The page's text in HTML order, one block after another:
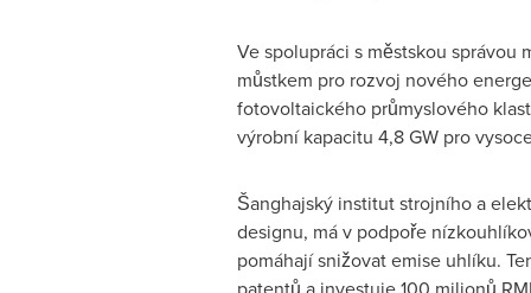
Ve spolupráci s městskou správou
můstkem pro rozvoj nového
fotovoltaického průmyslového
výrobní kapacitu 4,8 GW pro
Šanghajský institut strojního a
designu, má v podpoře
pomáhají snižovat emise uhlíku.